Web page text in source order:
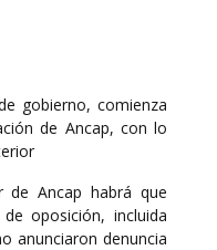
gobierno, comienza
de Ancap, con lo
de Ancap habrá que
oposición, incluida
anunciaron denuncia